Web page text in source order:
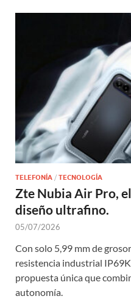
TELEFONÍA / TECNOLOGÍA
Zte Nubia Air Pro,
diseño ultrafino.
05/07/2026
Con solo 5,99 mm de
resistencia industrial
propuesta única que
autonomía.